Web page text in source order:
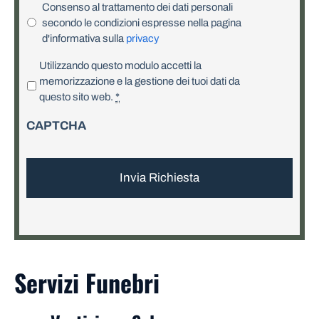
Consenso al trattamento dei dati personali
secondo le condizioni espresse nella pagina
d'informativa sulla privacy
r
a
y
Utilizzando questo modulo accetti la
memorizzazione e la gestione dei tuoi dati da
questo sito web. *
CAPTCHA
Servizi Funebri